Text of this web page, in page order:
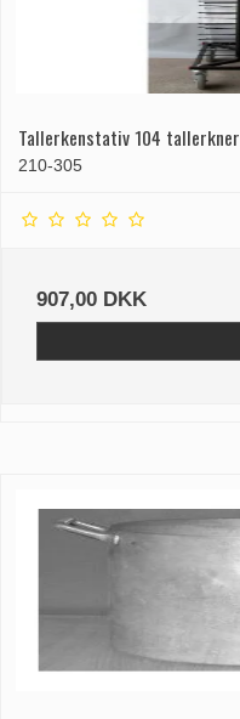
Tallerkenstativ 104 tallerkner
210-305
907,00 DKK